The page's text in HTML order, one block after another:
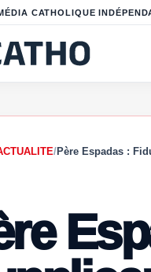
CATHOLIQUE
/Père Espadas :